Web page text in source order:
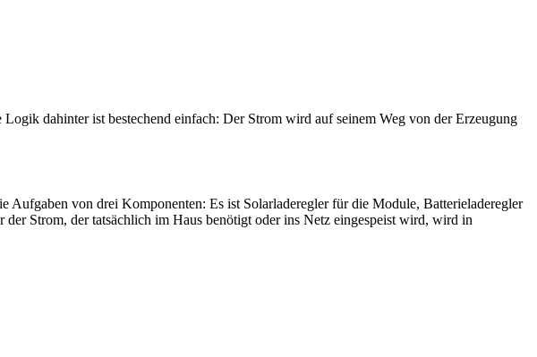
Logik dahinter ist bestechend einfach: Der Strom wird auf seinem Weg von der Erzeugung
Aufgaben von drei Komponenten: Es ist Solarladeregler für die Module, Batterieladeregler
Strom, der tatsächlich im Haus benötigt oder ins Netz eingespeist wird, wird in